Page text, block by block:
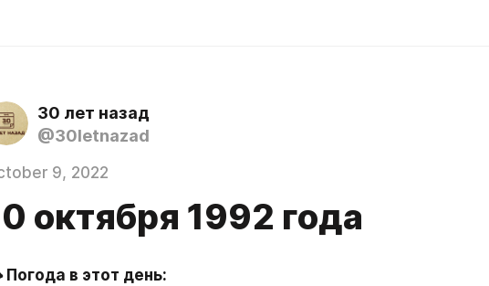
30 лет назад
@30letnazad
9, 2022
октября 1992 года
в этот день: